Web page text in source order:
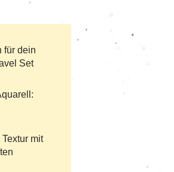
für dein
Set
mit